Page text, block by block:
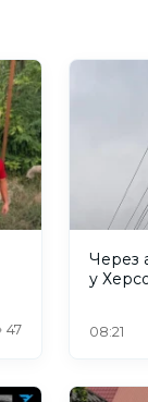
47
Через
у
08:21